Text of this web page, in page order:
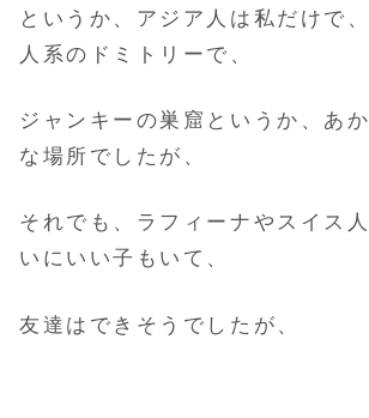
というか、アジア人は私だけで
人系のドミトリーで、
ジャンキーの巣窟というか、あ
な場所でしたが、
それでも、ラフィーナやスイス
いにいい子もいて、
友達はできそうでしたが、